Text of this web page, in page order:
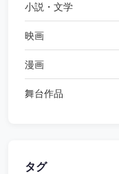
小説・文学
映画
漫画
舞台作品
タグ